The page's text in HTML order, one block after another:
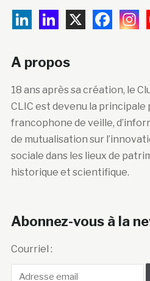
A propos
18 ans après sa création, le
CLIC est devenu la
francophone de veille,
de mutualisation sur
sociale dans les lieux de
historique et scientifique.
Abonnez-vous à la
Courriel :